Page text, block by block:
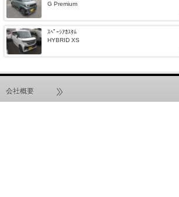
G Premium
ｽﾍﾟｰｼｱｶｽﾀﾑ
HYBRID XS
会社概要